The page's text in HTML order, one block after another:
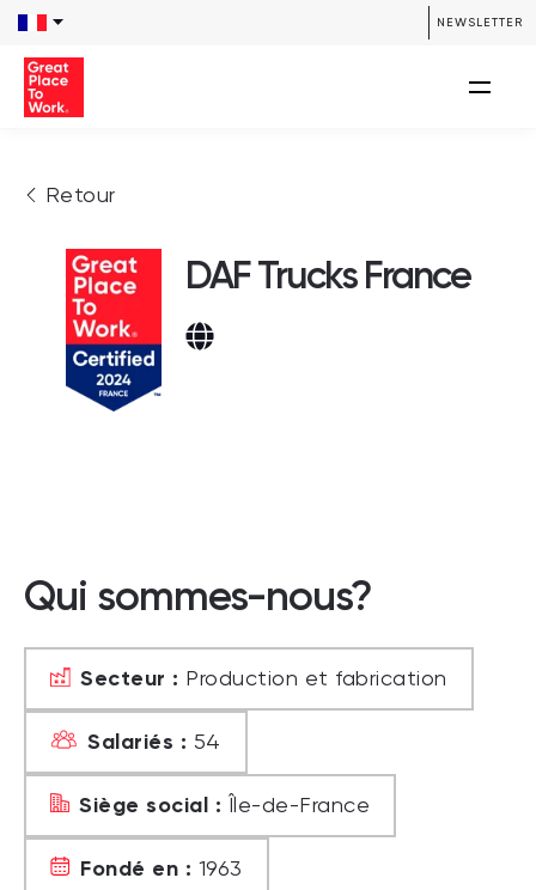
NEWSLETTER
Retour
DAF Trucks France
Qui sommes-nous?
Secteur : Production et fabrication
Salariés : 54
Siège social : Île-de-France
Fondé en : 1963